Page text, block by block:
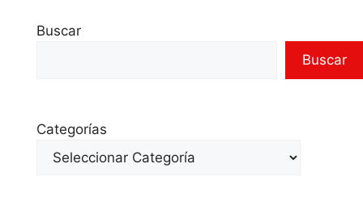
Buscar
Buscar
Categorías